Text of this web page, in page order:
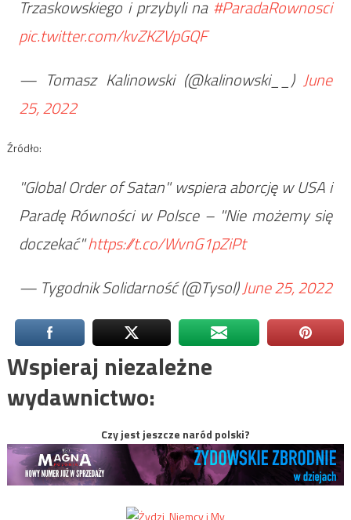
Trzaskowskiego i przybyli na #ParadaRownosci
pic.twitter.com/kvZKZVpGQF
— Tomasz Kalinowski (@kalinowski__)June
25, 2022
Źródło:
"Global Order of Satan" wspiera aborcję w USA i
Paradę Równości w Polsce – "Nie możemy się
doczekać"https://t.co/WvnG1pZiPt
— Tygodnik Solidarność (@Tysol)June 25, 2022
Wspieraj niezależne
wydawnictwo:
Czy jest jeszcze naród polski?